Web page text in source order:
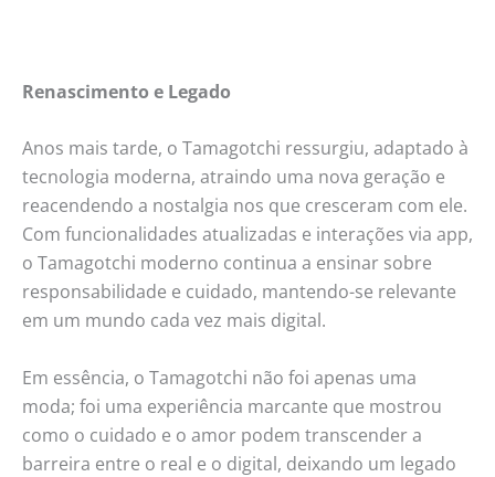
Renascimento e Legado
Anos mais tarde, o Tamagotchi ressurgiu, adaptado à
tecnologia moderna, atraindo uma nova geração e
reacendendo a nostalgia nos que cresceram com ele.
Com funcionalidades atualizadas e interações via app,
o Tamagotchi moderno continua a ensinar sobre
responsabilidade e cuidado, mantendo-se relevante
em um mundo cada vez mais digital.
Em essência, o Tamagotchi não foi apenas uma
moda; foi uma experiência marcante que mostrou
como o cuidado e o amor podem transcender a
barreira entre o real e o digital, deixando um legado